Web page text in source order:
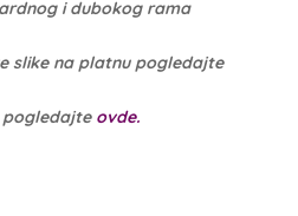
i dubokog rama
slike na platnu pogledajte
pogledajte ovde.